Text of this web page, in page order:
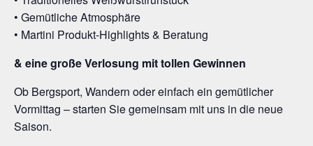
• Gemütliche Atmosphäre
• Martini Produkt-Highlights & Beratung
& einegroße Verlosung mit tollen Gewinnen
Ob Bergsport, Wandern oder einfach ein gemütlicher
Vormittag – starten Sie gemeinsam mit uns in die neue
Saison.